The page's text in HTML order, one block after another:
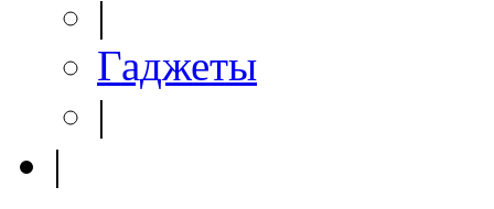
|
Гаджеты
|
|